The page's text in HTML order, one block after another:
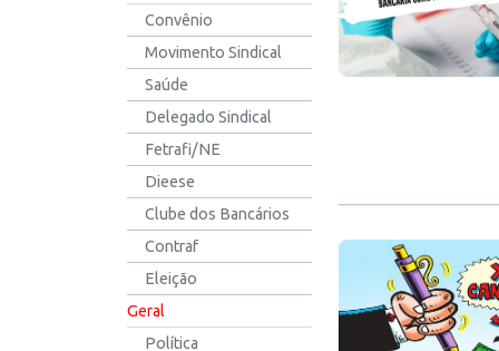
Convênio
Movimento Sindical
Saúde
Delegado Sindical
Fetrafi/NE
Dieese
Clube dos Bancários
Contraf
Eleição
Geral
Política